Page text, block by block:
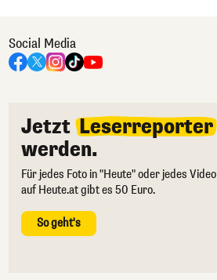
Social Media
Jetzt Leserreporter
werden.
Für jedes Foto in "Heute" oder jedes Video
auf Heute.at gibt es 50 Euro.
So geht's